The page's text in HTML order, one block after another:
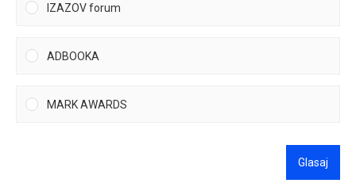
IZAZOV forum
ADBOOKA
MARK AWARDS
Glasaj